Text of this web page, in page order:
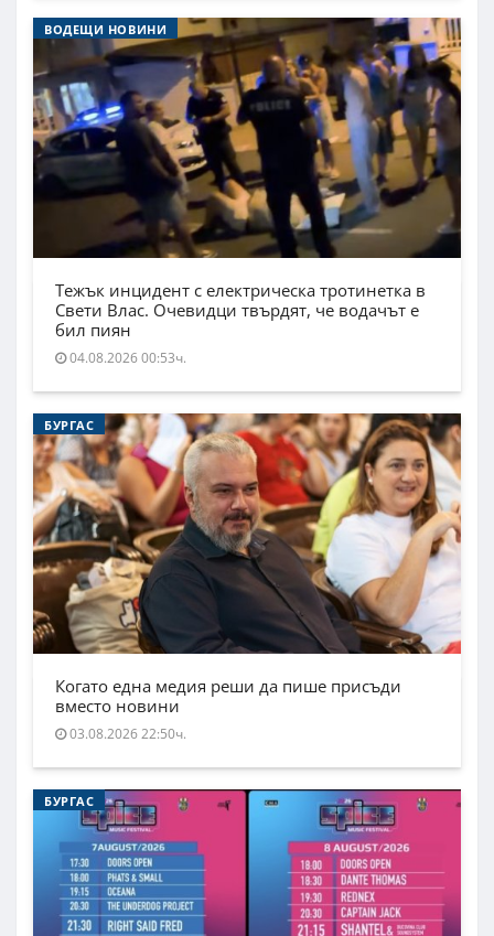
ВОДЕЩИ НОВИНИ
Тежък инцидент с електрическа тротинетка в
Свети Влас. Очевидци твърдят, че водачът е
бил пиян
04.08.2026 00:53ч.
БУРГАС
Когато една медия реши да пише присъди
вместо новини
03.08.2026 22:50ч.
БУРГАС